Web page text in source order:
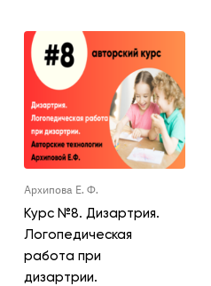
Архипова Е. Ф.
Курс №8. Дизартрия.
Логопедическая
работа при
дизартрии.